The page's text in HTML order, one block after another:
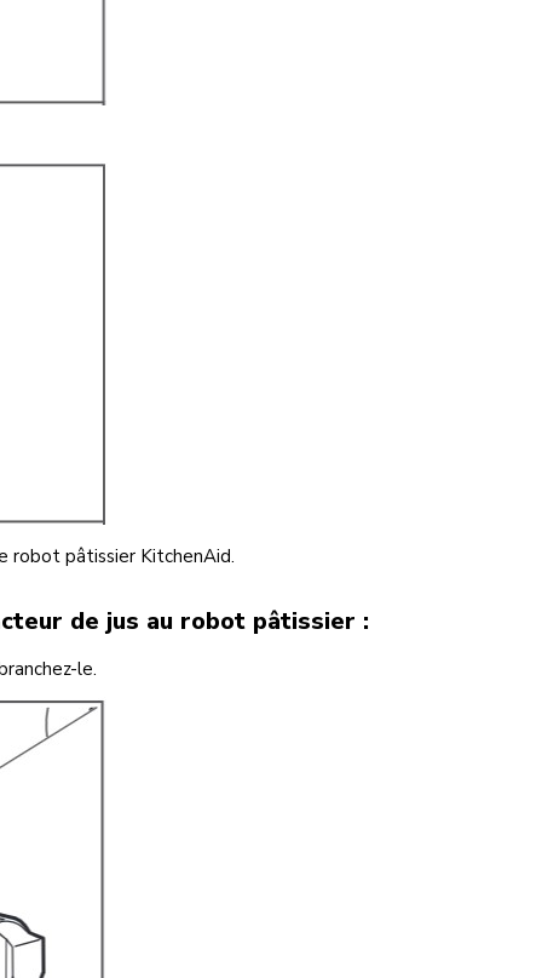
robot pâtissier KitchenAid.
de jus au robot pâtissier :
le.